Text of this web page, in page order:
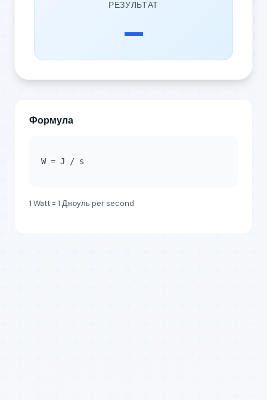
РЕЗУЛЬТАТ
—
Формула
W = J / s
1 Watt = 1 Джоуль per second